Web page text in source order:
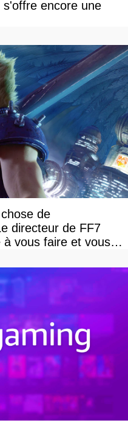
s'offre encore une
de
directeur de FF7
à vous faire et vous